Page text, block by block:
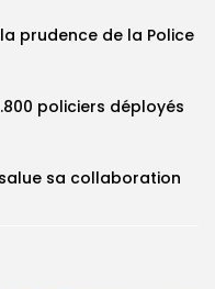
prudence de la Police
policiers déployés
salue sa collaboration